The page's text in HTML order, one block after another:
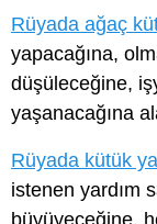
Rüyada ağaç
yapacağına,
düşüleceğine,
yaşanacağına
Rüyada kütük
istenen yardım